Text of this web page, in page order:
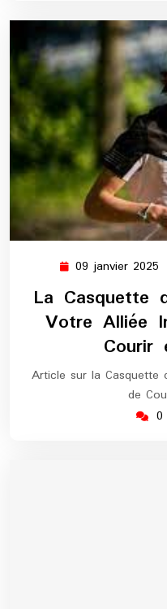
09 janvier 2025
La Casquette
Votre Alliée
Courir
Article sur la Casquette
de
0